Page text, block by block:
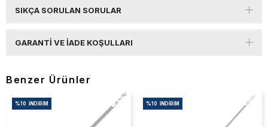
SIKÇA SORULAN SORULAR
GARANTI VE İADE KOŞULLARI
Benzer Ürünler
%10 İNDIRIM %10 İNDIRIM